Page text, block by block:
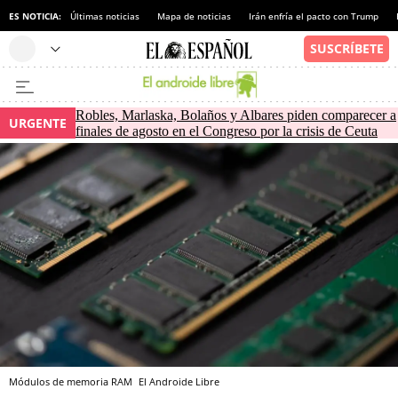
ES NOTICIA: Últimas noticias Mapa de noticias Irán enfría el pacto con Trump
URGENTE
Robles, Marlaska, Bolaños y Albares piden comparecer a
finales de agosto en el Congreso por la crisis de Ceuta
Módulos de memoria RAM El Androide Libre